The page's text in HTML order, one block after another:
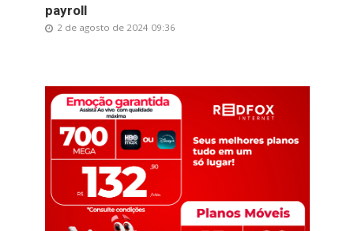
payroll
2 de agosto de 2024 09:36